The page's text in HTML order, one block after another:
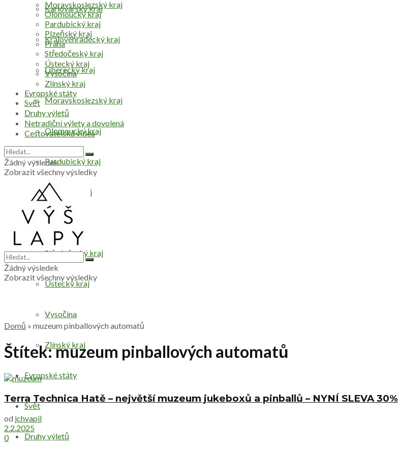
Karlovarský kraj
Královéhradecký kraj
Liberecký kraj
Moravskoslezský kraj
Olomoucký kraj
Pardubický kraj
Plzeňský kraj
Praha
Středočeský kraj
Ústecký kraj
Vysočina
Zlínský kraj
Evropské státy
Svět
Druhy výletů
Moravskoslezský kraj
Olomoucký kraj
Pardubický kraj
Plzeňský kraj
Praha
Středočeský kraj
Ústecký kraj
Vysočina
Zlínský kraj
Evropské státy
Svět
Druhy výletů
Netradiční výlety a dovolená
Cestovatelská videa
Žádný výsledek
Zobrazit všechny výsledky
Žádný výsledek
Zobrazit všechny výsledky
Domů » muzeum pinballových automatů
Štítek:muzeum pinballových automatů
Terra Technica Hatě – největší muzeum jukeboxů a pinballů – NYNÍ SLEVA 30%
od jchvapil
2.2.2025
0